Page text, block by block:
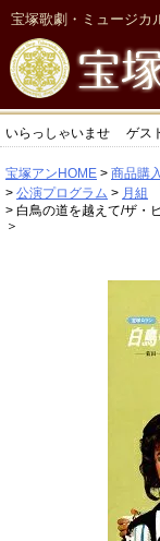
宝塚歌劇・ミュージカ
いらっしゃいませ ゲス
宝塚アンHOME 商品購入
公演プログラム
月組
白鳥の道を越えて/ザ
＞